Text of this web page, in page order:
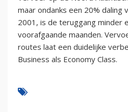
maar ondanks een 20% daling
2001, is de teruggang minder
voorafgaande maanden.
routes laat een duidelijke
Business als Economy Class.